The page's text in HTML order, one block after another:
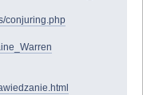
conjuring.php